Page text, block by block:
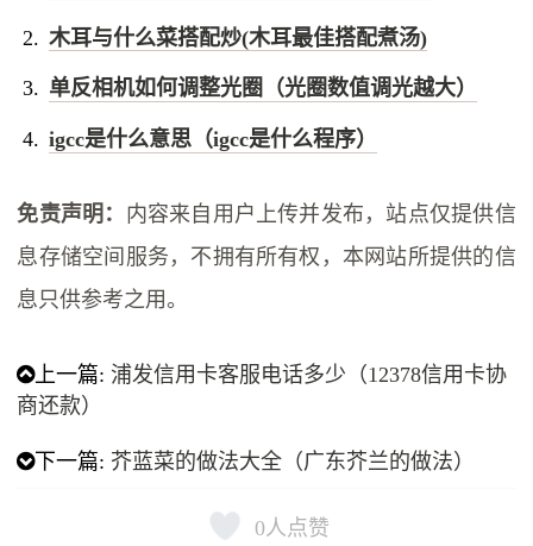
木耳与什么菜搭配炒(木耳最佳搭配煮汤)
单反相机如何调整光圈（光圈数值调光越大）
igcc是什么意思（igcc是什么程序）
免责声明： 内容来自用户上传并发布，站点仅提供信
息存储空间服务，不拥有所有权，本网站所提供的信
息只供参考之用。
上一篇: 浦发信用卡客服电话多少（12378信用卡协
商还款）
下一篇: 芥蓝菜的做法大全（广东芥兰的做法）
0人点赞